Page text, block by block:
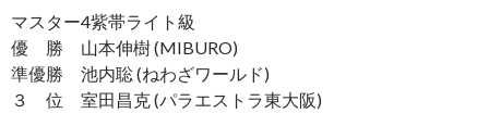
マスター4紫帯ライト級
優 勝 山本伸樹 (MIBURO)
準優勝 池内聡 (ねわざワールド)
３ 位 室田昌克 (パラエストラ東大阪)